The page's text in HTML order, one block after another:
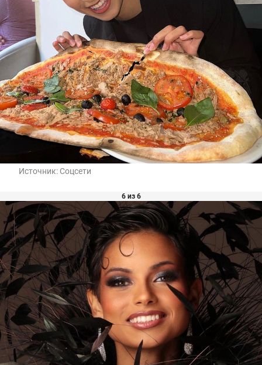
Источник: Соцсети
6 из 6